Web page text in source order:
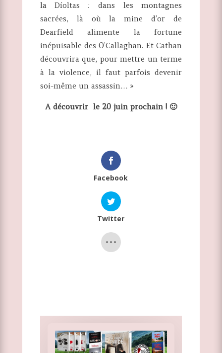
la Díoltas : dans les montagnes
sacrées, là où la mine d’or de
Dearfield alimente la fortune
inépuisable des O’Callaghan. Et Cathan
découvrira que, pour mettre un terme
à la violence, il faut parfois devenir
soi-même un assassin… »
A découvrir le 20 juin prochain ! 🙂
Facebook
Twitter